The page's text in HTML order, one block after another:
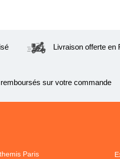
Livraison offerte en
sur votre commande
Paris